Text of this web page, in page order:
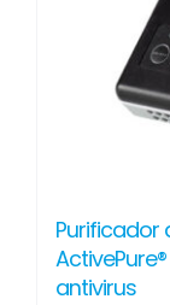
Purificador
antivirus